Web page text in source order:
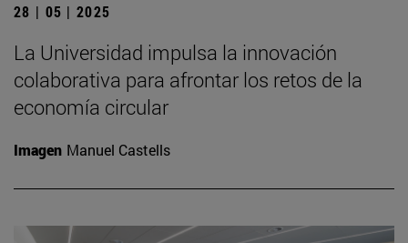
28 | 05 | 2025
La Universidad impulsa la innovación
colaborativa para afrontar los retos de la
economía circular
Imagen Manuel Castells